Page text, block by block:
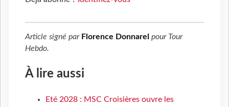
Article signé par Florence Donnarel pour Tour
Hebdo.
À lire aussi
Eté 2028 : MSC Croisières ouvre les